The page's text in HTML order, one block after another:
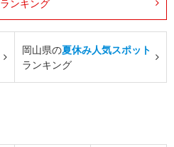
ランキング
岡山県の夏休み人気スポット
ランキング